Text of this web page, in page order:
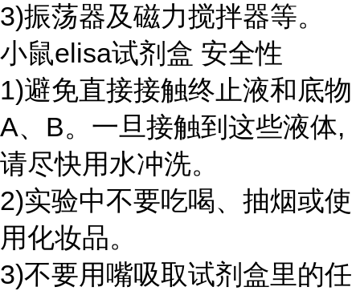
3)振荡器及磁力搅拌器等。
小鼠elisa试剂盒 安全性
1)避免直接接触终止液和底物
A、B。一旦接触到这些液体,
请尽快用水冲洗。
2)实验中不要吃喝、抽烟或使
用化妆品。
3)不要用嘴吸取试剂盒里的任